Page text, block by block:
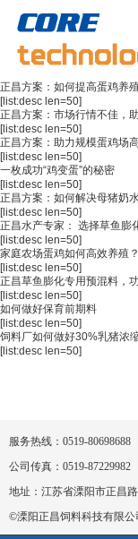
正昌方案：如何提高蛋鸡养
[list:desc len=50]
正昌方案：市场行情不佳，
[list:desc len=50]
正昌方案：助力规模蛋鸡场
[list:desc len=50]
一枚成功“鸡变蛋”的秘密
[list:desc len=50]
正昌方案：如何解决母猪奶
[list:desc len=50]
正昌水产专家： 选择草鱼膨
[list:desc len=50]
家庭农场蛋鸡如何高效养殖？
[list:desc len=50]
正昌草鱼膨化专用预混料，
[list:desc len=50]
如何做好保育前期料
[list:desc len=50]
饲料厂如何做好30%乳猪浓
[list:desc len=50]
服务热线：0519-80698688
公司传真：0519-87229982
地址：江苏省溧阳市正昌
©溧阳正昌饲料科技有限公